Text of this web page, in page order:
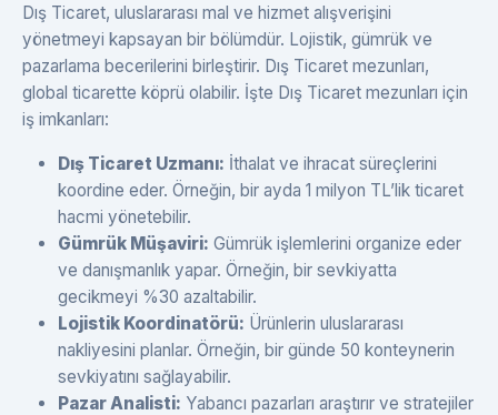
Dış Ticaret, uluslararası mal ve hizmet alışverişini
yönetmeyi kapsayan bir bölümdür. Lojistik, gümrük ve
pazarlama becerilerini birleştirir. Dış Ticaret mezunları,
global ticarette köprü olabilir. İşte Dış Ticaret mezunları için
iş imkanları:
Dış Ticaret Uzmanı: İthalat ve ihracat süreçlerini
koordine eder. Örneğin, bir ayda 1 milyon TL’lik ticaret
hacmi yönetebilir.
Gümrük Müşaviri: Gümrük işlemlerini organize eder
ve danışmanlık yapar. Örneğin, bir sevkiyatta
gecikmeyi %30 azaltabilir.
Lojistik Koordinatörü: Ürünlerin uluslararası
nakliyesini planlar. Örneğin, bir günde 50 konteynerin
sevkiyatını sağlayabilir.
Pazar Analisti: Yabancı pazarları araştırır ve stratejiler